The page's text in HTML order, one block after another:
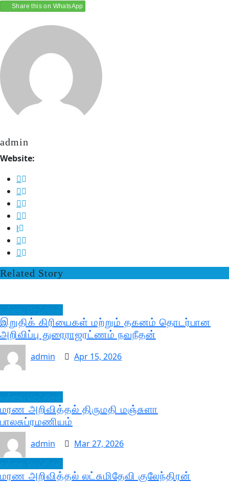
Share this on WhatsApp
admin
Website:
Related Story
இறுதிக் கிரியைகள் மற்றும் தகனம் தொடர்பான
அறிவிப்பு துரைராஜரட்ணம் நவநீதன்
admin
Apr 15, 2026
மரண அறிவித்தல் திருமதி மஞ்சுளா
பாலசுப்ரமணியம்
admin
Mar 27, 2026
மரண அறிவித்தல் லட்சுமிதேவி குலேந்திரன்